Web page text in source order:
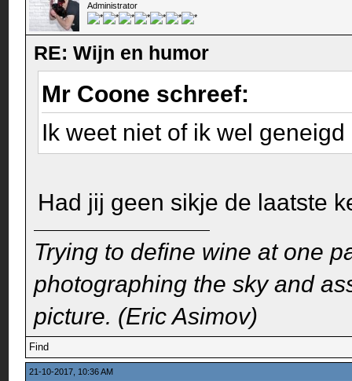
Administrator
RE: Wijn en humor
Mr Coone schreef:
Ik weet niet of ik wel
Had jij geen sikje de laatste
Trying to define wine at one
photographing the sky and
picture. (Eric Asimov)
Find
21-10-2017, 10:36 AM